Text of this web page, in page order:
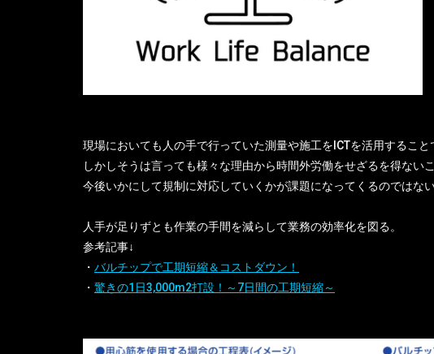
現場においても人の手で行っていた測量や施工をICTを活用するこ
しかしそうは言っても様々な理由から時間外労働をせざるを得ない
今後いかにして規制に対応していくかが課題になってくるのではない
人手が足りずとも作業の手間を減らして業務の効率化を図る。
参考記事↓
・ バルチップで工期短縮＆コストダウン！
・ 驚きの1日3,000m2打設！～7日間の工期短縮～